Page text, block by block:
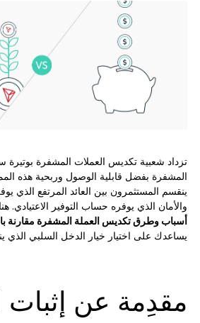
حلول الاسترداد
إصدارات محدودة
شاهد جميع المنتجات
تزداد شعبية تكديس العملات المشفرة بوتيرة
المشفرة بفضل قابلية الوصول وربحية هذه
ينقسم المستثمرون بين العائد المرتفع الذي
والأمان الذي يوفره حساب التوفير
أسباب وطرق تكديس العملة المشفرة مقارنة
يساعدك على اختيار خيار الدخل السلبي الذي
مقدِمة عن